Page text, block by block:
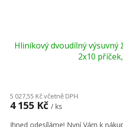
Hliníkový dvoudílný výsuvný
2x10
5 027,55 Kč včetně DPH
4 155 Kč / ks
Ihned odesíláme! Nyní Vám k